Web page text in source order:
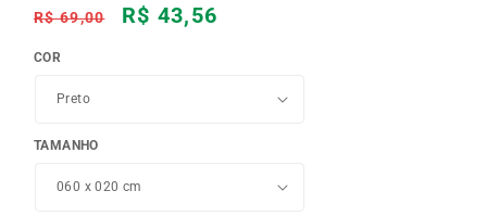
normal
R$ 69,00 R$ 43,56
COR
TAMANHO